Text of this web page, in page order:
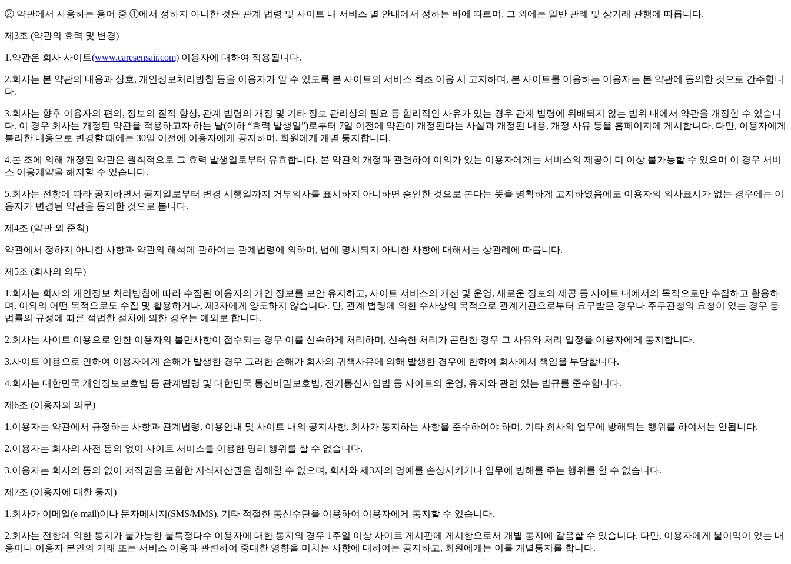
② 약관에서 사용하는 용어 중 ①에서 정하지 아니한 것은 관계 법령 및 사이트 내 서비스 별 안내에서 정하는 바에 따르며, 그 외에는 일반 관례 및 상거래 관행에 따릅니다.
제3조 (약관의 효력 및 변경)
1.약관은 회사 사이트(www.caresensair.com) 이용자에 대하여 적용됩니다.
2.회사는 본 약관의 내용과 상호, 개인정보처리방침 등을 이용자가 알 수 있도록 본 사이트의 서비스 최초 이용 시 고지하며, 본 사이트를 이용하는 이용자는 본 약관에 동의한 것으로 간주합니
다.
3.회사는 향후 이용자의 편의, 정보의 질적 향상, 관계 법령의 개정 및 기타 정보 관리상의 필요 등 합리적인 사유가 있는 경우 관계 법령에 위배되지 않는 범위 내에서 약관을 개정할 수 있습니
다. 이 경우 회사는 개정된 약관을 적용하고자 하는 날(이하 “효력 발생일”)로부터 7일 이전에 약관이 개정된다는 사실과 개정된 내용, 개정 사유 등을 홈페이지에 게시합니다. 다만, 이용자에게
불리한 내용으로 변경할 때에는 30일 이전에 이용자에게 공지하며, 회원에게 개별 통지합니다.
4.본 조에 의해 개정된 약관은 원칙적으로 그 효력 발생일로부터 유효합니다. 본 약관의 개정과 관련하여 이의가 있는 이용자에게는 서비스의 제공이 더 이상 불가능할 수 있으며 이 경우 서비
스 이용계약을 해지할 수 있습니다.
5.회사는 전항에 따라 공지하면서 공지일로부터 변경 시행일까지 거부의사를 표시하지 아니하면 승인한 것으로 본다는 뜻을 명확하게 고지하였음에도 이용자의 의사표시가 없는 경우에는 이
용자가 변경된 약관을 동의한 것으로 봅니다.
제4조 (약관 외 준칙)
약관에서 정하지 아니한 사항과 약관의 해석에 관하여는 관계법령에 의하며, 법에 명시되지 아니한 사항에 대해서는 상관례에 따릅니다.
제5조 (회사의 의무)
1.회사는 회사의 개인정보 처리방침에 따라 수집된 이용자의 개인 정보를 보안 유지하고, 사이트 서비스의 개선 및 운영, 새로운 정보의 제공 등 사이트 내에서의 목적으로만 수집하고 활용하
며, 이외의 어떤 목적으로도 수집 및 활용하거나, 제3자에게 양도하지 않습니다. 단, 관계 법령에 의한 수사상의 목적으로 관계기관으로부터 요구받은 경우나 주무관청의 요청이 있는 경우 등
법률의 규정에 따른 적법한 절차에 의한 경우는 예외로 합니다.
2.회사는 사이트 이용으로 인한 이용자의 불만사항이 접수되는 경우 이를 신속하게 처리하며, 신속한 처리가 곤란한 경우 그 사유와 처리 일정을 이용자에게 통지합니다.
3.사이트 이용으로 인하여 이용자에게 손해가 발생한 경우 그러한 손해가 회사의 귀책사유에 의해 발생한 경우에 한하여 회사에서 책임을 부담합니다.
4.회사는 대한민국 개인정보보호법 등 관계법령 및 대한민국 통신비밀보호법, 전기통신사업법 등 사이트의 운영, 유지와 관련 있는 법규를 준수합니다.
제6조 (이용자의 의무)
1.이용자는 약관에서 규정하는 사항과 관계법령, 이용안내 및 사이트 내의 공지사항, 회사가 통지하는 사항을 준수하여야 하며, 기타 회사의 업무에 방해되는 행위를 하여서는 안됩니다.
2.이용자는 회사의 사전 동의 없이 사이트 서비스를 이용한 영리 행위를 할 수 없습니다.
3.이용자는 회사의 동의 없이 저작권을 포함한 지식재산권을 침해할 수 없으며, 회사와 제3자의 명예를 손상시키거나 업무에 방해를 주는 행위를 할 수 없습니다.
제7조 (이용자에 대한 통지)
1.회사가 이메일(e-mail)이나 문자메시지(SMS/MMS), 기타 적절한 통신수단을 이용하여 이용자에게 통지할 수 있습니다.
2.회사는 전항에 의한 통지가 불가능한 불특정다수 이용자에 대한 통지의 경우 1주일 이상 사이트 게시판에 게시함으로서 개별 통지에 갈음할 수 있습니다. 다만, 이용자에게 불이익이 있는 내
용이나 이용자 본인의 거래 또는 서비스 이용과 관련하여 중대한 영향을 미치는 사항에 대하여는 공지하고, 회원에게는 이를 개별통지를 합니다.